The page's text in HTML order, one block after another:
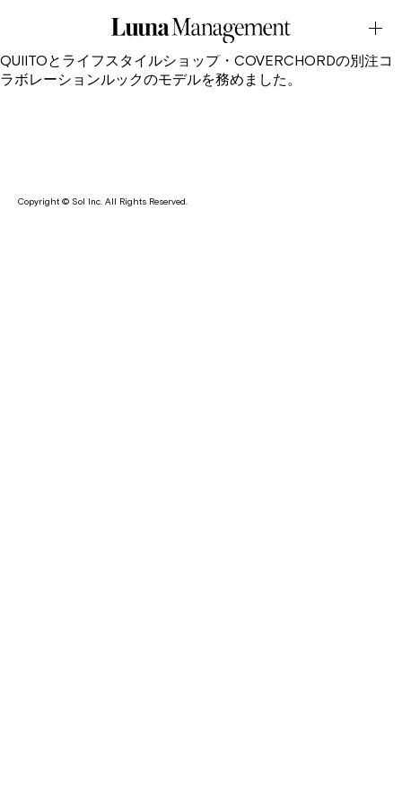
COVERCHORDSeptember.03.2025Latest News
田中花向が古着デニムを再構築し、独自の世界観を表現する・
QUIITOとライフスタイルショップ・COVERCHORDの別注コ
ラボレーションルックのモデルを務めました。
Copyright © Sol Inc. All Rights Reserved.